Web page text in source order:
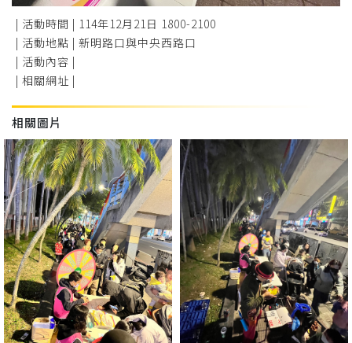
| 活動時間 | 114年12月21日 1800-2100
| 活動地點 | 新明路口與中央西路口
| 活動內容 |
| 相關網址 |
相關圖片